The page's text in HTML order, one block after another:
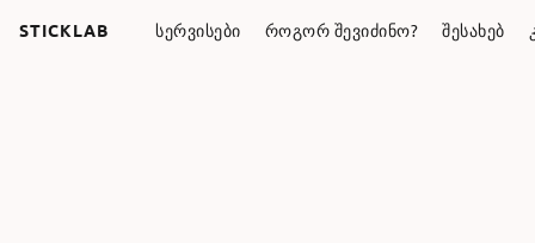
STICKLAB ᲡᲔᲠᲕᲘᲡᲔᲑᲘ ᲠᲝᲒᲝᲠ ᲨᲔᲕᲘᲫᲘᲜᲝ? ᲨᲔᲡᲐᲮᲔᲑ